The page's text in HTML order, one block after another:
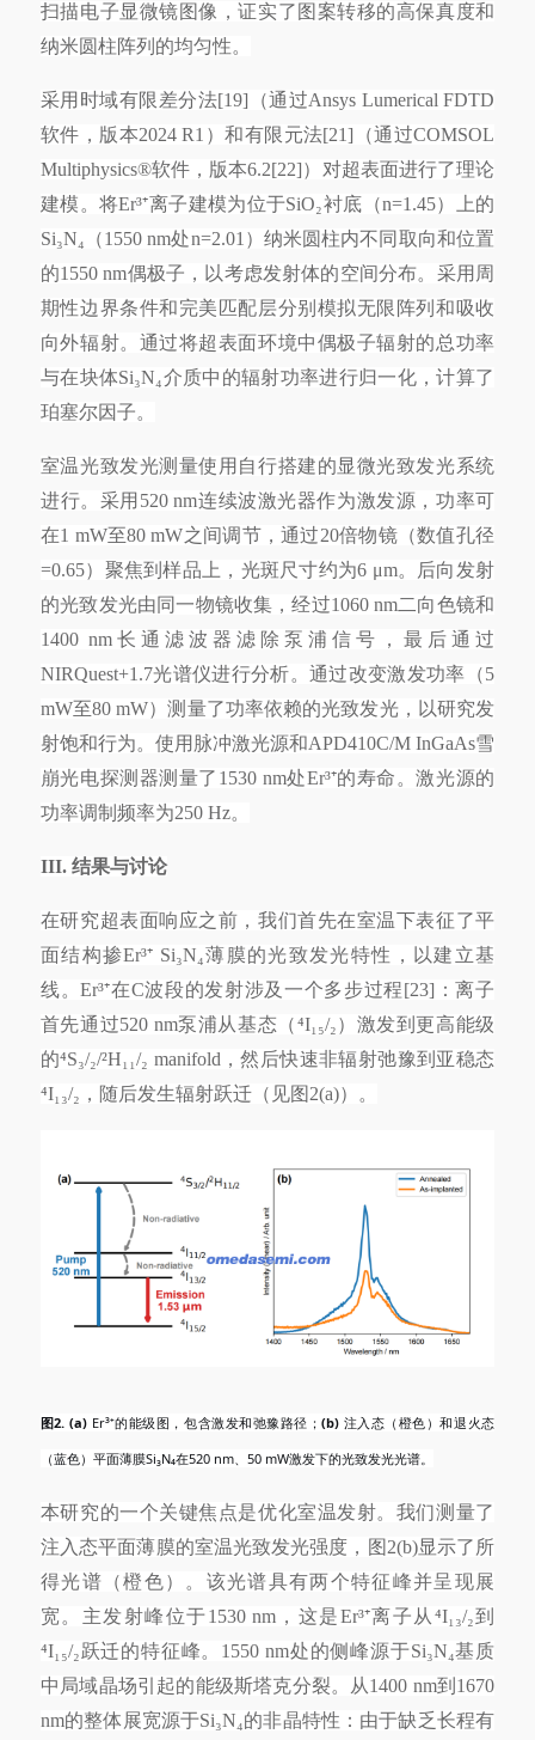
扫描电子显微镜图像，证实了图案转移的高保真度和
纳米圆柱阵列的均匀性。
采用时域有限差分法[19]（通过Ansys Lumerical FDTD
软件，版本2024 R1）和有限元法[21]（通过COMSOL
Multiphysics®软件，版本6.2[22]）对超表面进行了理论
建模。将Er³⁺离子建模为位于SiO₂衬底（n=1.45）上的
Si₃N₄（1550 nm处n=2.01）纳米圆柱内不同取向和位置
的1550 nm偶极子，以考虑发射体的空间分布。采用周
期性边界条件和完美匹配层分别模拟无限阵列和吸收
向外辐射。通过将超表面环境中偶极子辐射的总功率
与在块体Si₃N₄介质中的辐射功率进行归一化，计算了
珀塞尔因子。
室温光致发光测量使用自行搭建的显微光致发光系统
进行。采用 520 nm连续波激光器作为激发源，功率可
在1 mW至80 mW之间调节，通过20倍物镜（数值孔径
=0.65）聚焦到样品上，光斑尺寸约为6 μm。后向发射
的光致发光由同一物镜收集，经过1060 nm二向色镜和
1400 nm长通滤波器滤除泵浦信号，最后通过
NIRQuest+1.7光谱仪进行分析。通过改变激发功率（5
mW至80 mW）测量了功率依赖的光致发光，以研究发
射饱和行为。使用脉冲激光源和APD410C/M InGaAs雪
崩光电探测器测量了1530 nm处Er³⁺的寿命。激光源的
功率调制频率为250 Hz。
III. 结果与讨论
在研究超表面响应之前，我们首先在室温下表征了平
面结构掺Er³⁺ Si₃N₄薄膜的光致发光特性，以建立基
线。Er³⁺在C波段的发射涉及一个多步过程[23]：离子
首先通过520 nm泵浦从基态（⁴I₁₅/₂）激发到更高能级
的⁴S₃/₂/²H₁₁/₂ manifold，然后快速非辐射弛豫到亚稳态
⁴I₁₃/₂，随后发生辐射跃迁（见图2(a)）。
图2. (a) Er³⁺的能级图，包含激发和弛豫路径； (b)注入态（橙色）和退火态
（蓝色）平面薄膜Si₃N₄在520 nm、50 mW激发下的光致发光光谱。
本研究的一个关键焦点是优化室温发射。我们测量了
注入态平面薄膜的室温光致发光强度，图 2(b)显示了所
得光谱（橙色）。该光谱具有两个特征峰并呈现展
宽。主发射峰位于1530 nm，这是Er³⁺离子从⁴I₁₃/₂到
⁴I₁₅/₂跃迁的特征峰。1550 nm处的侧峰源于Si₃N₄基质
中局域晶场引起的能级斯塔克分裂。从1400 nm到1670
nm的整体展宽源于Si₃N₄的非晶特性：由于缺乏长程有